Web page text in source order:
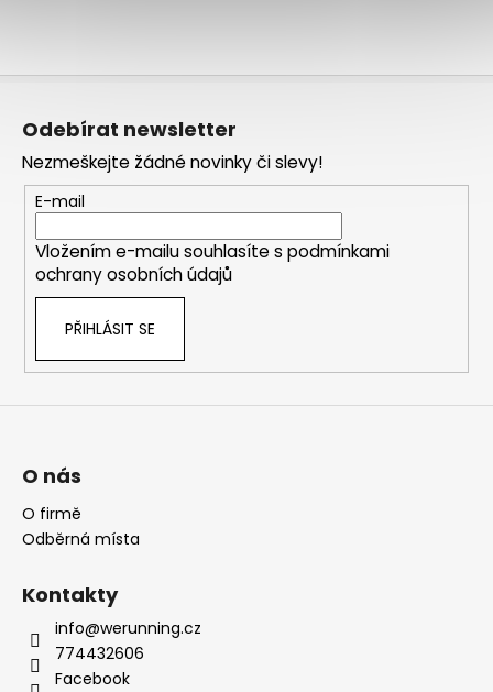
Z
Odebírat newsletter
Nezmeškejte žádné novinky či slevy!
E-mail
Vložením e-mailu souhlasíte s podmínkami
ochrany osobních údajů
PŘIHLÁSIT SE
O nás
O firmě
Odběrná místa
Kontakty
info@werunning.cz
774432606
Facebook